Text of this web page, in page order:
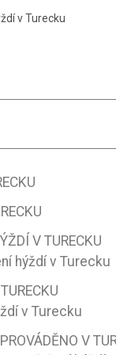
v Turecku
V TURECKU
hýždí v Turecku
v Turecku
V